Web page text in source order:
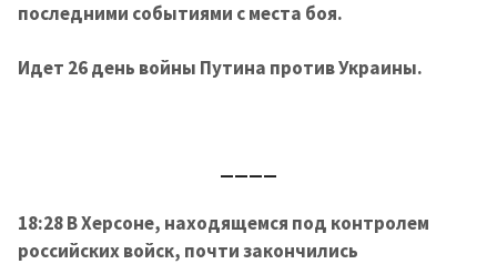
последними событиями с места боя.
Идет 26 день войны Путина против Украины.
18:28 В Херсоне, находящемся под контролем
российских войск, почти закончились